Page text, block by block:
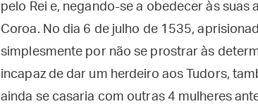
pelo Rei e, negando-se a obedecer às
Coroa. No dia 6 de julho de 1535,
simplesmente por não se prostrar às
incapaz de dar um herdeiro aos Tudors,
ainda se casaria com outras 4 mulheres